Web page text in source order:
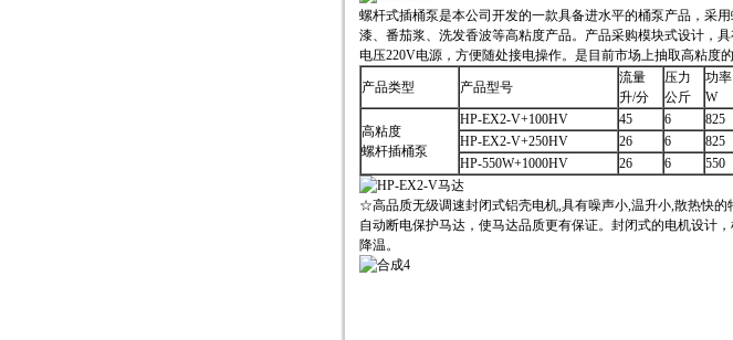
螺杆式插桶泵是本公司开发的一款具备进水平的桶泵产品，采
漆、番茄浆、洗发香波等高粘度产品。产品采购模块式设计，
电压220V电源，方便随处接电操作。是目前市场上抽取高粘度的
产品类型 产品型号
流量
升/分
压力
公斤
功率
W
高粘度
螺杆插桶泵
HP-EX2-V+100HV 45 6 825
HP-EX2-V+250HV
26 6 825
HP-550W+1000HV
26 6 550
☆高品质无级调速封闭式铝壳电机,具有噪声小,温升小,散热快
自动断电保护马达，使马达品质更有保证。封闭式的电机设计
降温。